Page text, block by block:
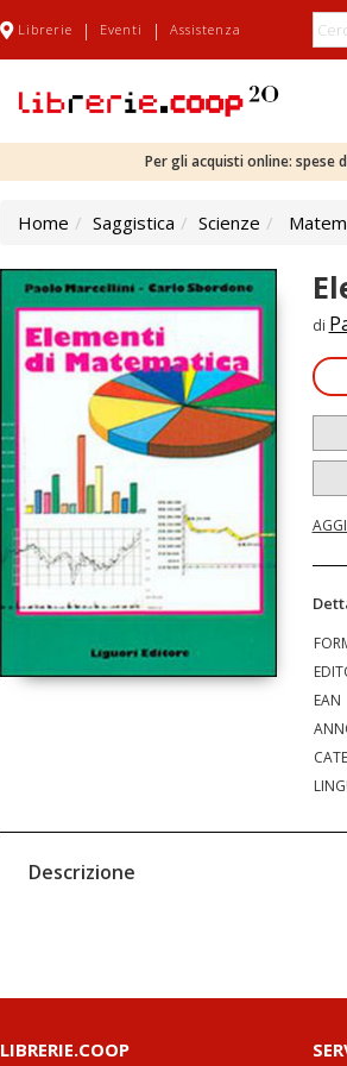
Librerie | Eventi | Assistenza
Per gli acquisti online: spese
Home Saggistica Scienze
di
EAN
Descrizione
LIBRERIE.COOP